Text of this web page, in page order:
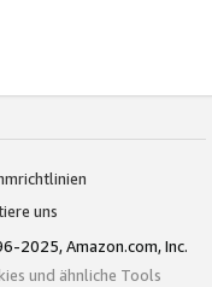
uns
2025, Amazon.com, Inc.
und ähnliche Tools